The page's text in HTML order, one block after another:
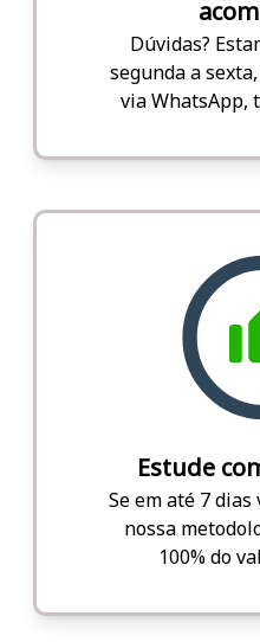
Dúvidas?
segunda a
via WhatsApp,
Estude
Se em até 7
nossa
100% do